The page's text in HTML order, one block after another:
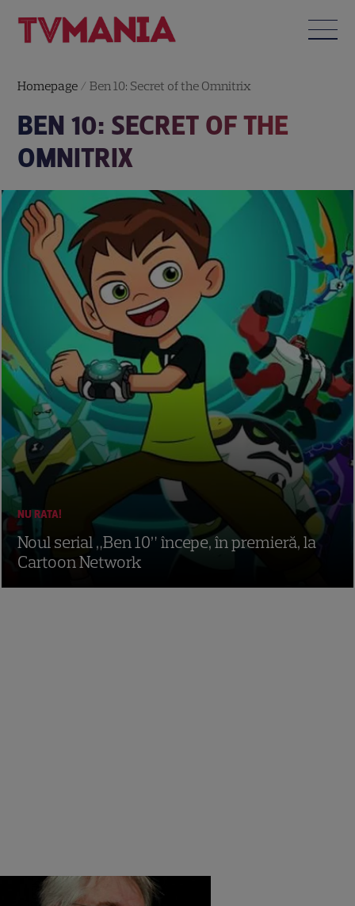
Homepage /Ben 10: Secret of the Omnitrix
BEN 10: SECRET OF THE
OMNITRIX
NU RATA!
Noul serial „Ben 10” începe, în premieră, la
Cartoon Network